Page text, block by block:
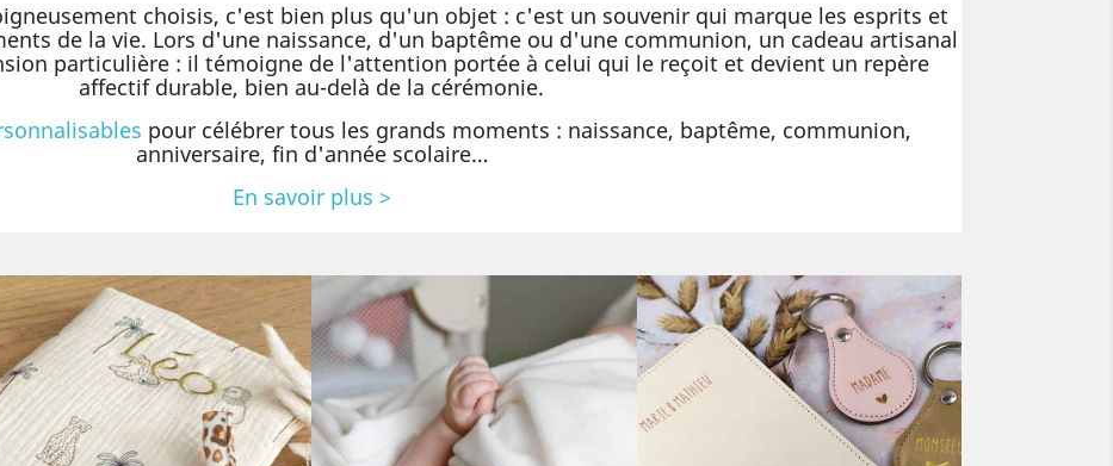
choisis, c'est bien plus qu'un objet : c'est un souvenir qui marque les esprits et
de la vie. Lors d'une naissance, d'un baptême ou d'une communion, un cadeau artisanal
particulière : il témoigne de l'attention portée à celui qui le reçoit et devient un repère
affectif durable, bien au-delà de la cérémonie.
pour célébrer tous les grands moments : naissance, baptême, communion,
anniversaire, fin d'année scolaire…
En savoir plus >